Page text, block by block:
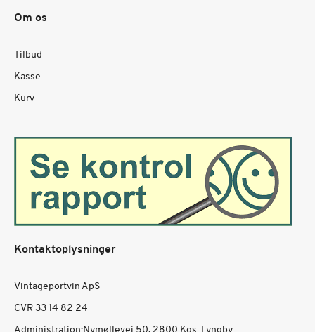
Om os
Tilbud
Kasse
Kurv
Kontaktoplysninger
Vintageportvin ApS
CVR 33 14 82 24